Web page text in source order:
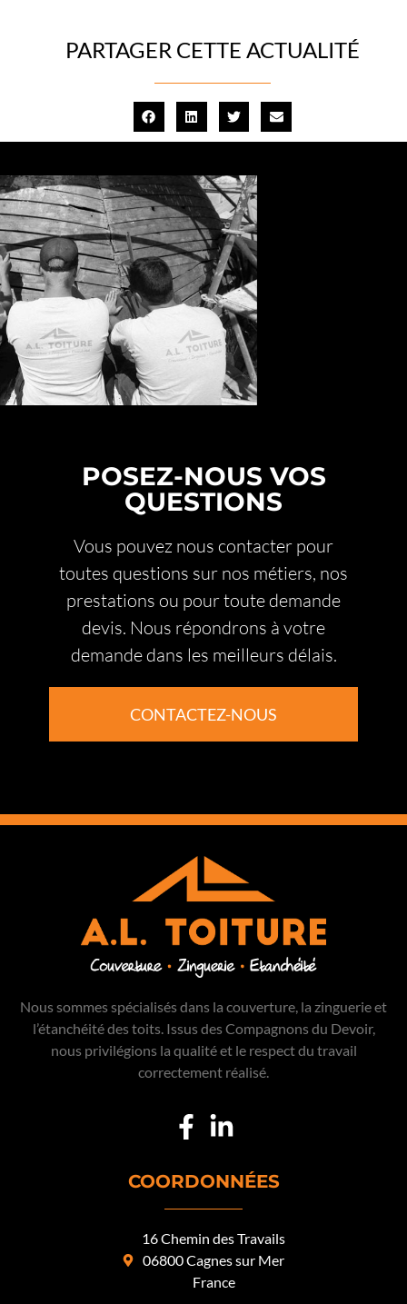
PARTAGER CETTE ACTUALITÉ
POSEZ-NOUS VOS
QUESTIONS
Vous pouvez nous contacter pour
toutes questions sur nos métiers, nos
prestations ou pour toute demande
devis. Nous répondrons à votre
demande dans les meilleurs délais.
CONTACTEZ-NOUS
Nous sommes spécialisés dans la couverture, la zinguerie et
l’étanchéité des toits. Issus des Compagnons du Devoir,
nous privilégions la qualité et le respect du travail
correctement réalisé.
COORDONNÉES
16 Chemin des Travails
06800 Cagnes sur Mer
France